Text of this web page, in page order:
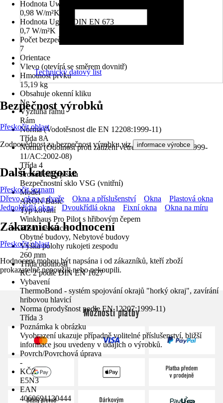
Hodnota Uw dle DIN EN 10077
0,98 W/m²K
Hodnota Ug dle DIN EN 673
0,7 W/m²K
Počet bezpečnostních kotevních plechů
7
Orientace
Vlevo (otevírá se směrem dovnitř)
Hmotnost prvku
15,19 kg
Obsahuje okenní kliku
Ne
Výztuha rámu
Rám
Norma (Vodotěsnost dle EN 12208:1999-11)
Třída 8A
Norma (Odolnost proti zatížení větrem dle EN 12210:1999-
11/AC:2002-08)
Třída 4
Provedení typ skla
Bezpečnostní sklo VSG (vnitřní)
Model
ARON Basic
Typ kování
Winkhaus Pro Pilot s hřibovým čepem
Místo instalace
Obytné budovy, Nebytové budovy
Výška polohy rukojeti zespodu
260 mm
Třída odolnosti
RC 2 podle DIN EN 1627
Vybavení
ThermoBond - systém spojování okrajů "horký okraj", zavírání
hribovou hlavicí
Norma (prodyšnost podle EN 12207:1999-11)
Třída 3
Poznámka k obrázku
Vyobrazení ukazuje případně volitelné příslušenství, bližší
informace jsou uvedeny v údajích o výrobků.
Povrch/Povrchová úprava
-
KČZ
E5N3
EAN
4060691130444
Technický datový list
Bezpečnost výrobků
Přeskočit oblast
Zodpovědnost za bezpečnost výrobku viz informace výrobce .
Další kategorie
Přeskočit seznam
Dřevo, okna a dveře
Okna a příslušenství Okna
Plastová okna
Jednokřídlá okna
Dvoukřídlá okna Fixní okna Okna na míru
Zákaznická hodnocení
Přeskočit oblast
Hodnocení mohou být napsána i od zákazníků, kteří zboží
prokazatelně nepoužili nebo nekoupili.
Možnosti platby